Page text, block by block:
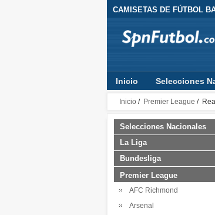
CAMISETAS DE FÚTBOL
Inicio Selecciones
Inicio / Premier League /
Selecciones Nacionales
La Liga
Bundesliga
Premier League
AFC Richmond
Arsenal